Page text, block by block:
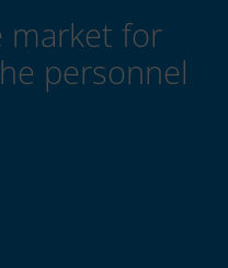
market for
personnel